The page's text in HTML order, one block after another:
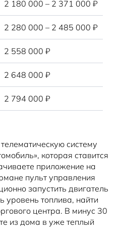
2 180 000 – 2 371 000 ₽
2 280 000 – 2 485 000 ₽
2 558 000 ₽
2 648 000 ₽
2 794 000 ₽
систему
которая ставится
приложение на
пульт управления
запустить двигатель
уровень топлива, найти
центра. В минус 30
из дома в уже теплый